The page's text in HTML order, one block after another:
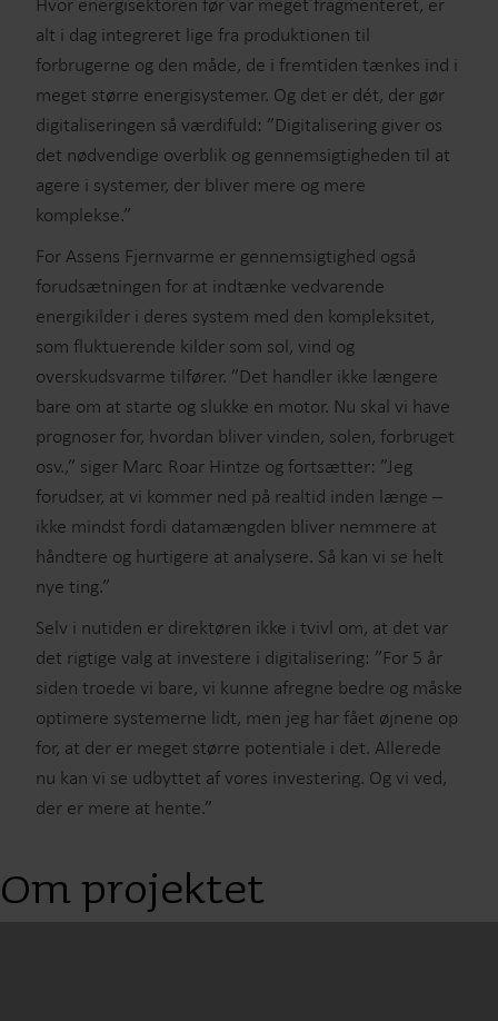
Hvor energisektoren før var meget fragmenteret, er
alt i dag integreret lige fra produktionen til
forbrugerne og den måde, de i fremtiden tænkes ind i
meget større energisystemer. Og det er dét, der gør
digitaliseringen så værdifuld: ”Digitalisering giver os
det nødvendige overblik og gennemsigtigheden til at
agere i systemer, der bliver mere og mere
komplekse.”
For Assens Fjernvarme er gennemsigtighed også
forudsætningen for at indtænke vedvarende
energikilder i deres system med den kompleksitet,
som fluktuerende kilder som sol, vind og
overskudsvarme tilfører. ”Det handler ikke længere
bare om at starte og slukke en motor. Nu skal vi have
prognoser for, hvordan bliver vinden, solen, forbruget
osv.,” siger Marc Roar Hintze og fortsætter: ”Jeg
forudser, at vi kommer ned på realtid inden længe –
ikke mindst fordi datamængden bliver nemmere at
håndtere og hurtigere at analysere. Så kan vi se helt
nye ting.”
Selv i nutiden er direktøren ikke i tvivl om, at det var
det rigtige valg at investere i digitalisering: ”For 5 år
siden troede vi bare, vi kunne afregne bedre og måske
optimere systemerne lidt, men jeg har fået øjnene op
for, at der er meget større potentiale i det. Allerede
nu kan vi se udbyttet af vores investering. Og vi ved,
der er mere at hente.”
Om projektet